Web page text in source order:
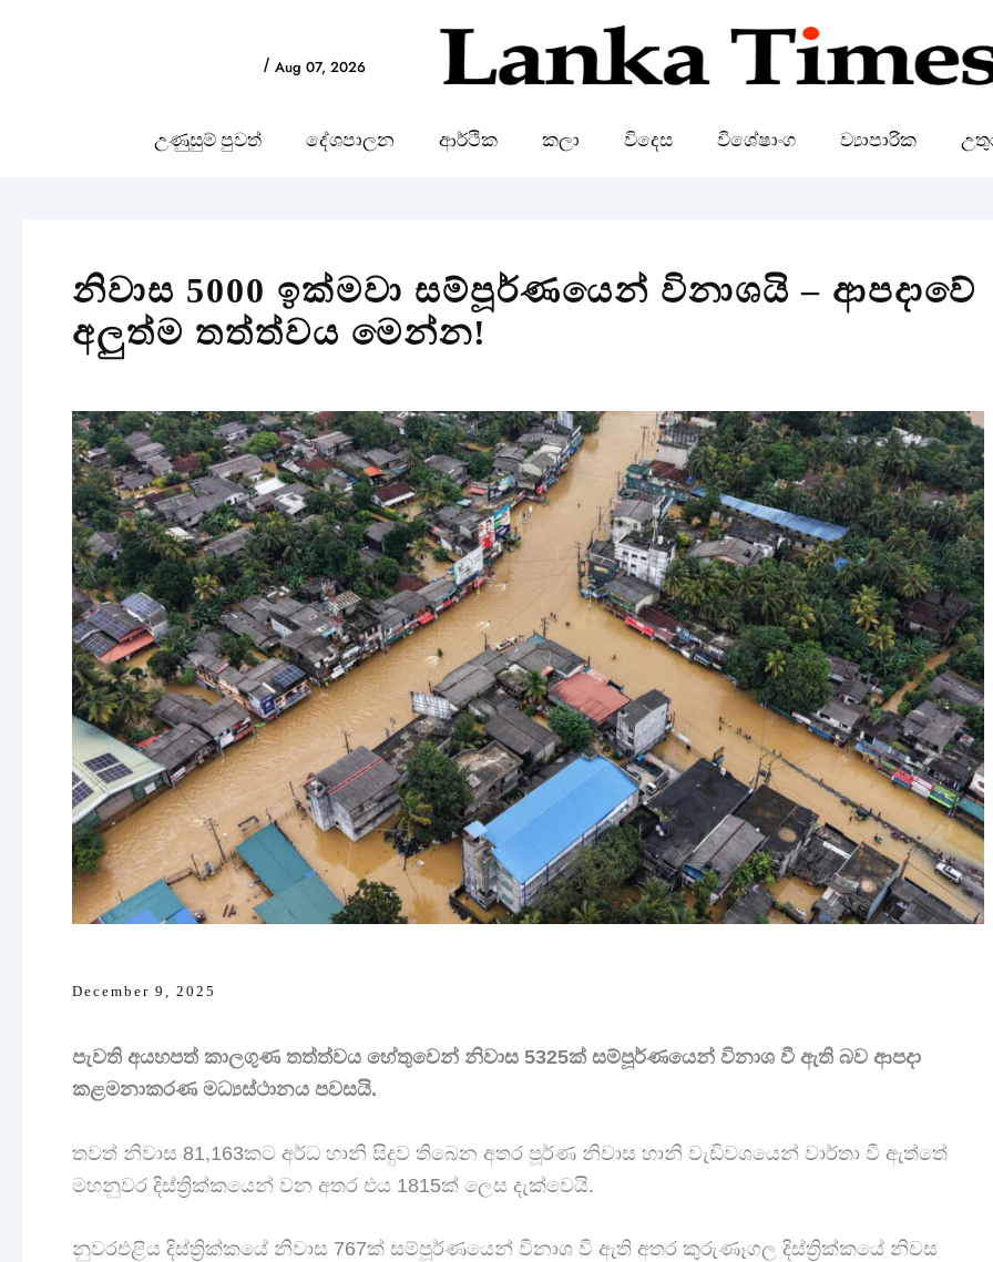
/ Aug 07, 2026
උණුසුම් පුවත් දේශපාලන ආර්ථික කලා විදෙස විශේෂාංග ව්‍යාපාරික
නිවාස 5000 ඉක්මවා සම්පූර්ණයෙන් විනාශයි – ආපදාවේ
අලුත්ම තත්ත්වය මෙන්න!
December 9, 2025
පැවති අයහපත් කාලගුණ තත්ත්වය හේතුවෙන් නිවාස 5325ක් සම්පූර්ණයෙන් විනාශ වී ඇති බව ආපදා
කළමනාකරණ මධ්‍යස්ථානය පවසයි.
තවත් නිවාස 81,163කට අර්ධ හානි සිදුව තිබෙන අතර පූර්ණ නිවාස හානි වැඩිවශයෙන් වාර්තා වී ඇත්තේ
මහනුවර දිස්ත්‍රික්කයෙන් වන අතර එය 1815ක් ලෙස දැක්වෙයි.
නුවරඑළිය දිස්ත්‍රික්කයේ නිවාස 767ක් සම්පූර්ණයෙන් විනාශ වී ඇති අතර කුරුණෑගල දිස්ත්‍රික්කයේ නිවස